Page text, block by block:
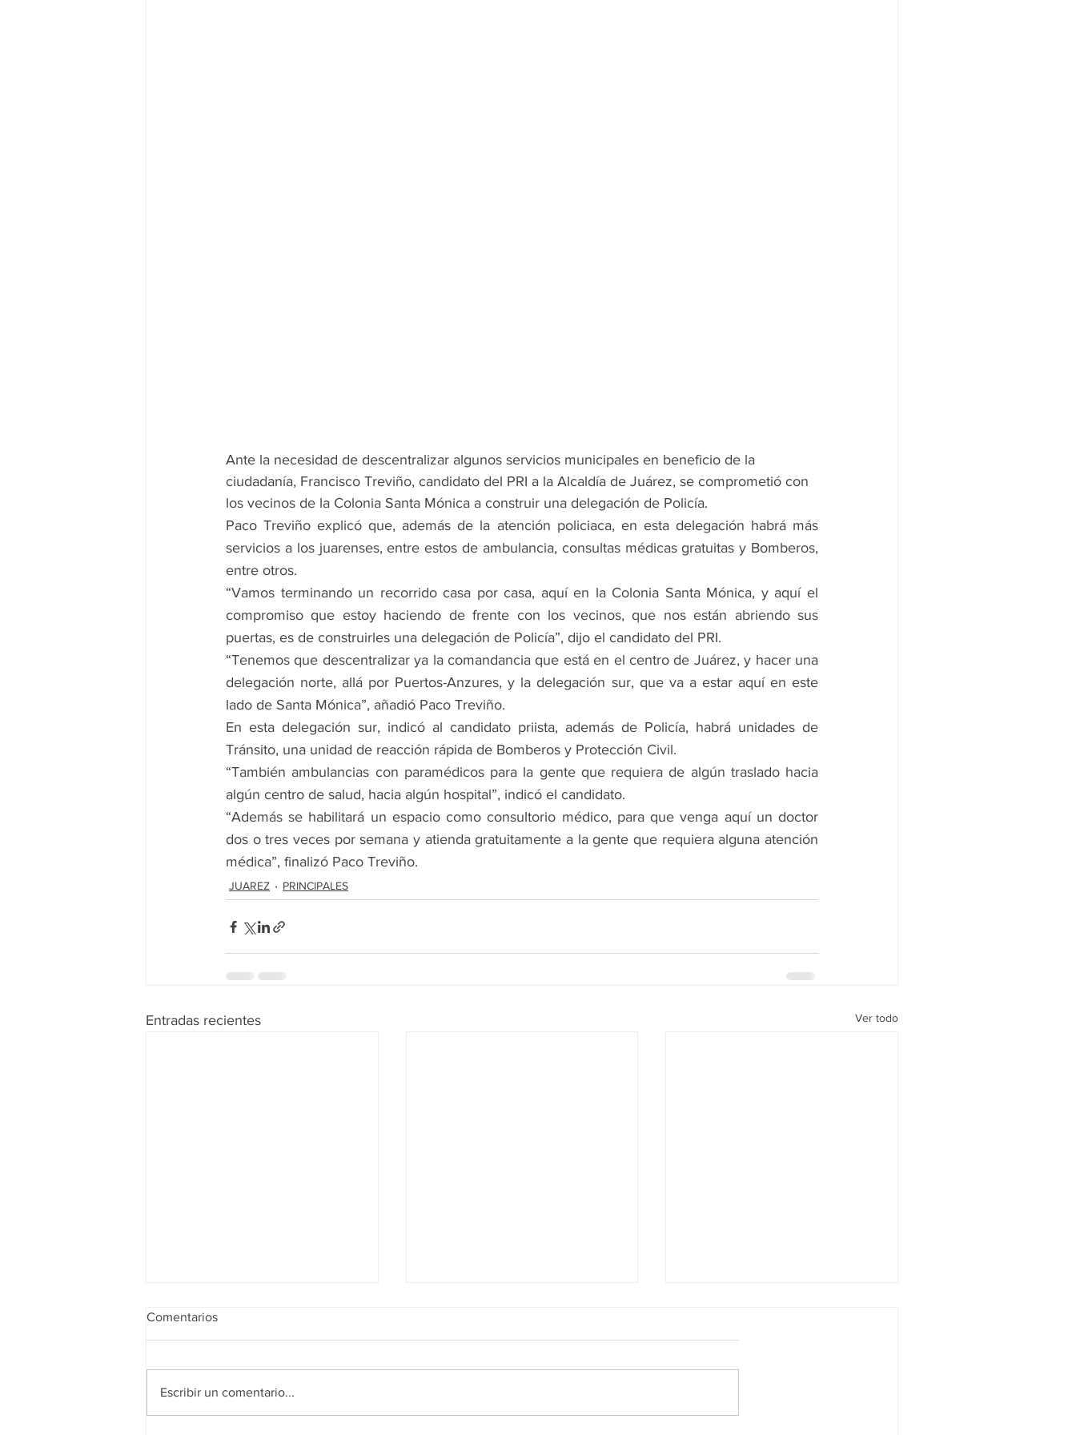
Ante la necesidad de descentralizar algunos servicios municipales en beneficio de la
ciudadanía, Francisco Treviño, candidato del PRI a la Alcaldía de Juárez, se comprometió con
los vecinos de la Colonia Santa Mónica a construir una delegación de Policía.
Paco Treviño explicó que, además de la atención policiaca, en esta delegación habrá más
servicios a los juarenses, entre estos de ambulancia, consultas médicas gratuitas y Bomberos,
entre otros.
“Vamos terminando un recorrido casa por casa, aquí en la Colonia Santa Mónica, y aquí el
compromiso que estoy haciendo de frente con los vecinos, que nos están abriendo sus
puertas, es de construirles una delegación de Policía”, dijo el candidato del PRI.
“Tenemos que descentralizar ya la comandancia que está en el centro de Juárez, y hacer una
delegación norte, allá por Puertos-Anzures, y la delegación sur, que va a estar aquí en este
lado de Santa Mónica”, añadió Paco Treviño.
En esta delegación sur, indicó al candidato priista, además de Policía, habrá unidades de
Tránsito, una unidad de reacción rápida de Bomberos y Protección Civil.
“También ambulancias con paramédicos para la gente que requiera de algún traslado hacia
algún centro de salud, hacia algún hospital”, indicó el candidato.
“Además se habilitará un espacio como consultorio médico, para que venga aquí un doctor
dos o tres veces por semana y atienda gratuitamente a la gente que requiera alguna atención
médica”, finalizó Paco Treviño.
JUAREZ PRINCIPALES
Entradas recientes Ver todo
Realidad de octubre
Comentarios
Escribir un comentario...